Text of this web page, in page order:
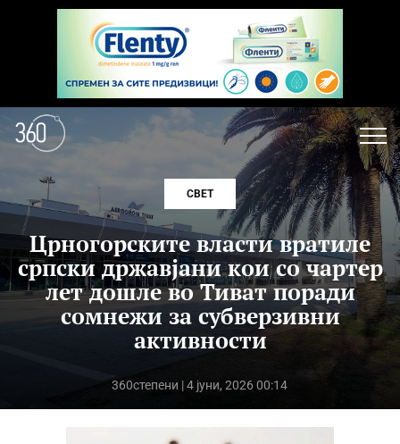
СВЕТ
Црногорските власти вратиле
српски државјани кои со чартер
лет дошле во Тиват поради
сомнежи за субверзивни
активности
360степени | 4 јуни, 2026 00:14